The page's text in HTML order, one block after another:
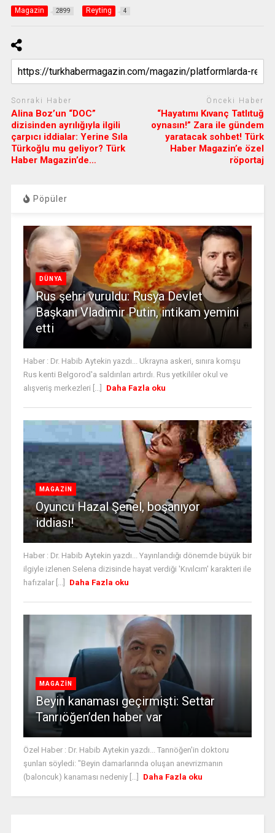
Magazin 2899 Reyting 4
Sonraki Haber
Alina Boz’un “DOC”
dizisinden ayrılığıyla ilgili
çarpıcı iddialar: Yerine Sıla
Türkoğlu mu geliyor? Türk
Haber Magazin’de…
Önceki Haber
“Hayatımı Kıvanç Tatlıtuğ
oynasın!” Zara ile gündem
yaratacak sohbet! Türk
Haber Magazin’e özel
röportaj
Pöpüler
DÜNYA
Rus şehri vuruldu: Rusya Devlet
Başkanı Vladimir Putin, intikam yemini
etti
Haber : Dr. Habib Aytekin yazdı... Ukrayna askeri, sınıra komşu
Rus kenti Belgorod'a saldırıları artırdı. Rus yetkililer okul ve
alışveriş merkezleri [...]
Daha Fazla oku
MAGAZİN
Oyuncu Hazal Şenel, boşanıyor
iddiası!
Haber : Dr. Habib Aytekin yazdı... Yayınlandığı dönemde büyük bir
ilgiyle izlenen Selena dizisinde hayat verdiği 'Kıvılcım' karakteri ile
hafızalar [...]
Daha Fazla oku
MAGAZİN
Beyin kanaması geçirmişti: Settar
Tanrıöğen’den haber var
Özel Haber : Dr. Habib Aytekin yazdı... Tanrıöğen'in doktoru
şunları söyledi: "Beyin damarlarında oluşan anevrizmanın
(baloncuk) kanaması nedeniy [...]
Daha Fazla oku